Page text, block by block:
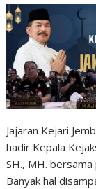
Jajaran Kejari
hadir Kepala
SH., MH.
Banyak hal